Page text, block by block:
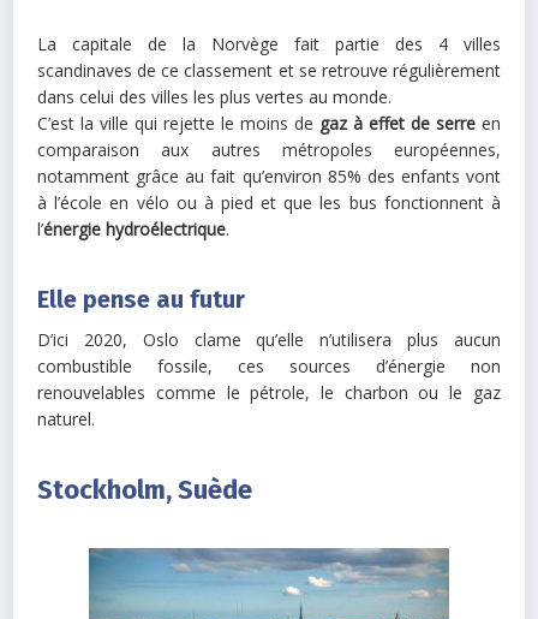
La capitale de la Norvège fait partie des 4 villes
scandinaves de ce classement et se retrouve régulièrement
dans celui des villes les plus vertes au monde.
C’est la ville qui rejette le moins de gaz à effet de serreen
comparaison aux autres métropoles européennes,
notamment grâce au fait qu’environ 85% des enfants vont
à l’école en vélo ou à pied et que les bus fonctionnent à
l’énergie hydroélectrique.
Elle pense au futur
D’ici 2020, Oslo clame qu’elle n’utilisera plus aucun
combustible fossile, ces sources d’énergie non
renouvelables comme le pétrole, le charbon ou le gaz
naturel.
Stockholm, Suède